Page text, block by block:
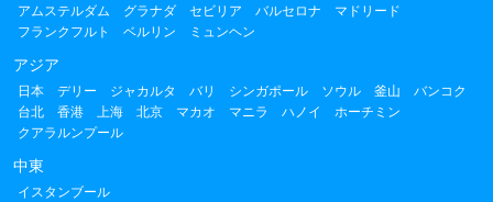
アムステルダム
グラナダ セビリア バルセロナ
マドリード
フランクフルト
ベルリン ミュンヘン
アジア
日本 デリー ジャカルタ バリ シンガポール ソウル 釜山
バンコク
台北
香港 上海 北京 マカオ マニラ ハノイ
ホーチミン
クアラルンプール
中東
イスタンブール